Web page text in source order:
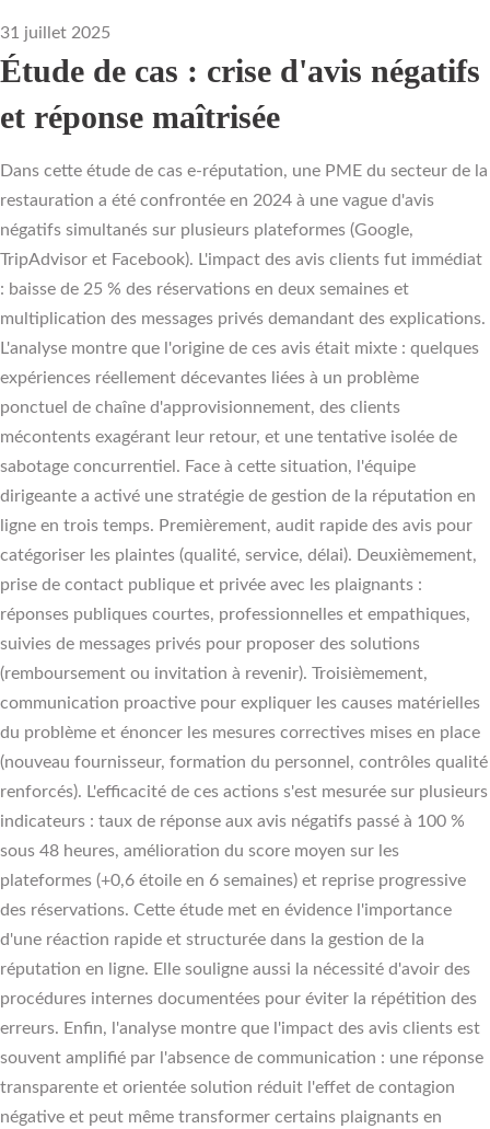
31 juillet 2025
Étude de cas : crise d'avis négatifs
et réponse maîtrisée
Dans cette étude de cas e-réputation, une PME du secteur de la
restauration a été confrontée en 2024 à une vague d'avis
négatifs simultanés sur plusieurs plateformes (Google,
TripAdvisor et Facebook). L'impact des avis clients fut immédiat
: baisse de 25 % des réservations en deux semaines et
multiplication des messages privés demandant des explications.
L'analyse montre que l'origine de ces avis était mixte : quelques
expériences réellement décevantes liées à un problème
ponctuel de chaîne d'approvisionnement, des clients
mécontents exagérant leur retour, et une tentative isolée de
sabotage concurrentiel. Face à cette situation, l'équipe
dirigeante a activé une stratégie de gestion de la réputation en
ligne en trois temps. Premièrement, audit rapide des avis pour
catégoriser les plaintes (qualité, service, délai). Deuxièmement,
prise de contact publique et privée avec les plaignants :
réponses publiques courtes, professionnelles et empathiques,
suivies de messages privés pour proposer des solutions
(remboursement ou invitation à revenir). Troisièmement,
communication proactive pour expliquer les causes matérielles
du problème et énoncer les mesures correctives mises en place
(nouveau fournisseur, formation du personnel, contrôles qualité
renforcés). L'efficacité de ces actions s'est mesurée sur plusieurs
indicateurs : taux de réponse aux avis négatifs passé à 100 %
sous 48 heures, amélioration du score moyen sur les
plateformes (+0,6 étoile en 6 semaines) et reprise progressive
des réservations. Cette étude met en évidence l'importance
d'une réaction rapide et structurée dans la gestion de la
réputation en ligne. Elle souligne aussi la nécessité d'avoir des
procédures internes documentées pour éviter la répétition des
erreurs. Enfin, l'analyse montre que l'impact des avis clients est
souvent amplifié par l'absence de communication : une réponse
transparente et orientée solution réduit l'effet de contagion
négative et peut même transformer certains plaignants en